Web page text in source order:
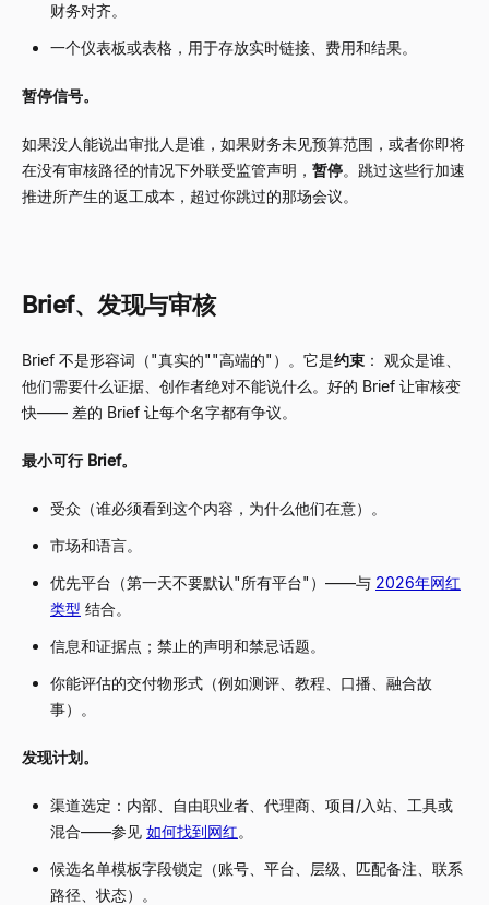
财务对齐。
一个仪表板或表格，用于存放实时链接、费用和结果。
暂停信号。
如果没人能说出审批人是谁，如果财务未见预算范围，或者你即将
在没有审核路径的情况下外联受监管声明， 暂停。跳过这些行加速
推进所产生的返工成本，超过你跳过的那场会议。
Brief、发现与审核
Brief 不是形容词（"真实的""高端的"）。它是约束 ： 观众是谁、
他们需要什么证据、创作者绝对不能说什么。好的 Brief 让审核变
快—— 差的 Brief 让每个名字都有争议。
最小可行 Brief。
受众（谁必须看到这个内容，为什么他们在意）。
市场和语言。
优先平台（第一天不要默认"所有平台"）——与 2026年网红
类型 结合。
信息和证据点；禁止的声明和禁忌话题。
你能评估的交付物形式（例如测评、教程、口播、融合故
事）。
发现计划。
渠道选定：内部、自由职业者、代理商、项目/入站、工具或
混合——参见 如何找到网红。
候选名单模板字段锁定（账号、平台、层级、匹配备注、联系
路径、状态）。